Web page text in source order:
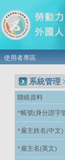
使用者專區
系統管理
聯絡資料
*帳號(身分證字
*雇主姓名(中文)
*雇主名(英文)